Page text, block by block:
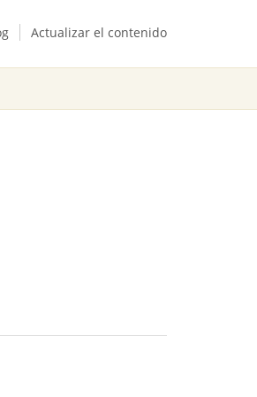
Actualizar el contenido